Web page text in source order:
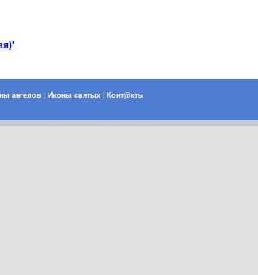
.
ангелов Иконы святых Конт@кты